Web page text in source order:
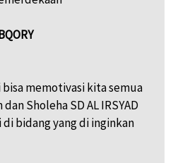
memotivasi kita semua
Sholeha SD AL IRSYAD
bidang yang di inginkan